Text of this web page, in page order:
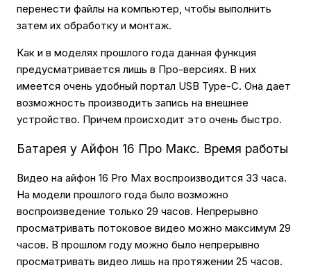
перенести файлы на компьютер, чтобы выполнить
затем их обработку и монтаж.
Как и в моделях прошлого года данная функция
предусматривается лишь в Про-версиях. В них
имеется очень удобный портал USB Type-C. Она дает
возможность производить запись на внешнее
устройство. Причем происходит это очень быстро.
Батарея у Айфон 16 Про Макс. Время работы
Видео на айфон 16 Pro Max воспроизводится 33 часа.
На модели прошлого года было возможно
воспроизведение только 29 часов. Непрерывно
просматривать потоковое видео можно максимум 29
часов. В прошлом году можно было непрерывно
просматривать видео лишь на протяжении 25 часов.